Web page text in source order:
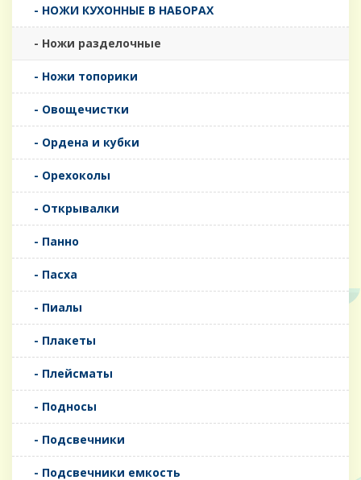
- НОЖИ КУХОННЫЕ В НАБОРАХ
- Ножи разделочные
- Ножи топорики
- Овощечистки
- Ордена и кубки
- Орехоколы
- Открывалки
- Панно
- Пасха
- Пиалы
- Плакеты
- Плейсматы
- Подносы
- Подсвечники
- Подсвечники емкость